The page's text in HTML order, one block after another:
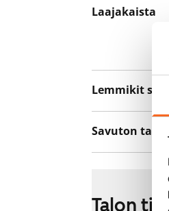
Laajakaista
Lemmikit
Savuton talo
Talon